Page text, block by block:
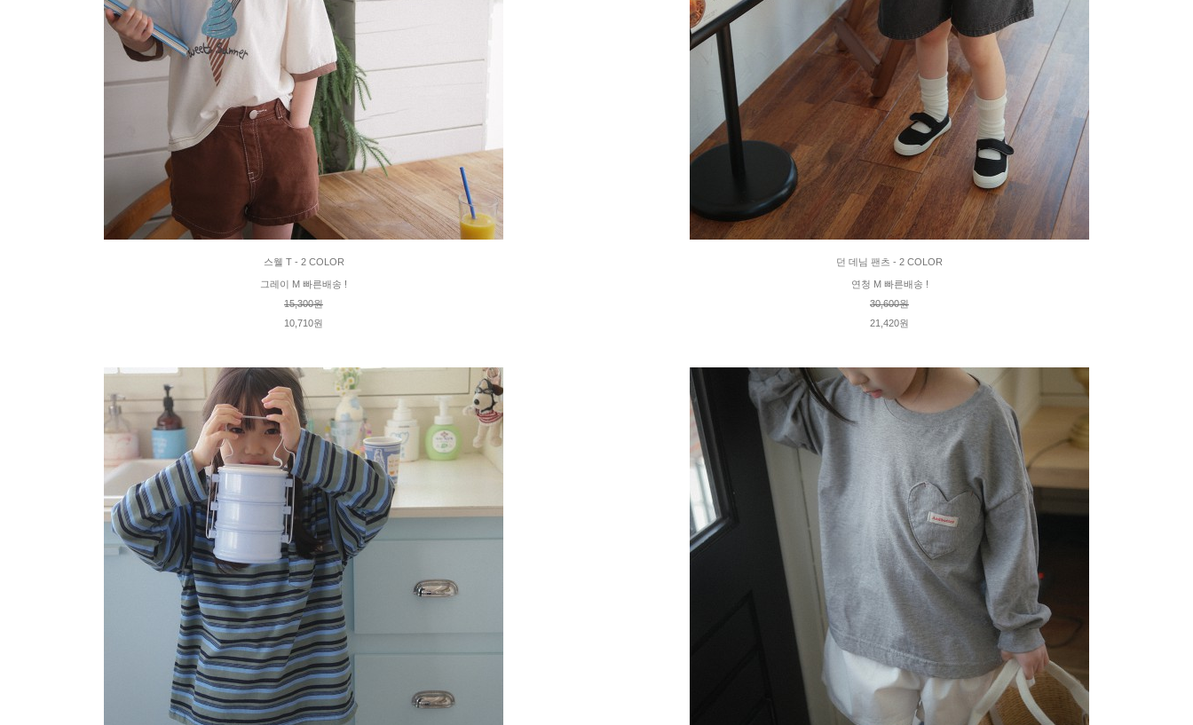
스웰 T - 2 COLOR
그레이 M 빠른배송 !
15,300원
10,710원
던 데님 팬츠 - 2 COLOR
연청 M 빠른배송 !
30,600원
21,420원